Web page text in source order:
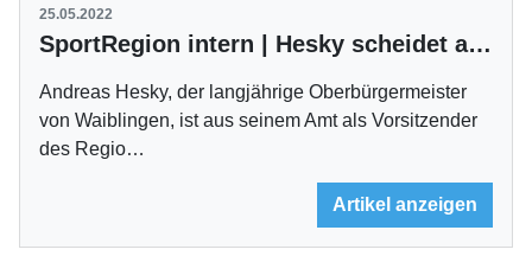
25.05.2022
SportRegion intern | Hesky scheidet aus Vorstand aus
Andreas Hesky, der langjährige Oberbürgermeister
von Waiblingen, ist aus seinem Amt als Vorsitzender
des Regio…
Artikel anzeigen